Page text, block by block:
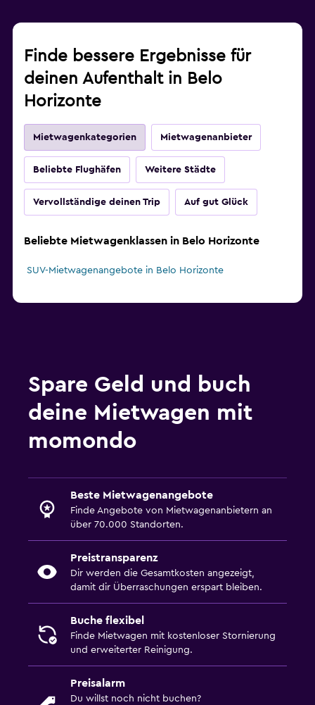
Finde bessere Ergebnisse für
deinen Aufenthalt in Belo
Horizonte
Mietwagenkategorien Mietwagenanbieter
Beliebte Flughäfen Weitere Städte
Vervollständige deinen Trip Auf gut Glück
Beliebte Mietwagenklassen in Belo Horizonte
SUV-Mietwagenangebote in Belo Horizonte
Spare Geld und buch
deine Mietwagen mit
momondo
Beste Mietwagenangebote
Finde Angebote von Mietwagenanbietern an
über 70.000 Standorten.
Preistransparenz
Dir werden die Gesamtkosten angezeigt,
damit dir Überraschungen erspart bleiben.
Buche flexibel
Finde Mietwagen mit kostenloser Stornierung
und erweiterter Reinigung.
Preisalarm
Du willst noch nicht buchen?